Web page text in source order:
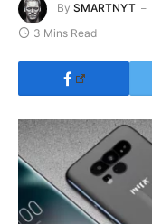
By SMARTNYT
3 Mins Read